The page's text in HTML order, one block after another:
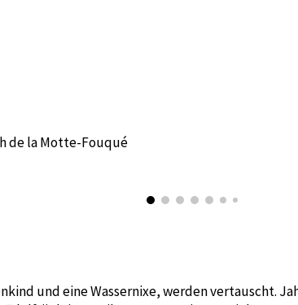
de la Motte-Fouqué
und eine Wassernixe, werden vertauscht.